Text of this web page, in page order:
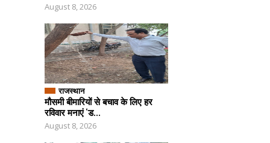
August 8, 2026
राजस्थान
मौसमी बीमारियों से बचाव के लिए हर
रविवार मनाएं ‘ड...
August 8, 2026